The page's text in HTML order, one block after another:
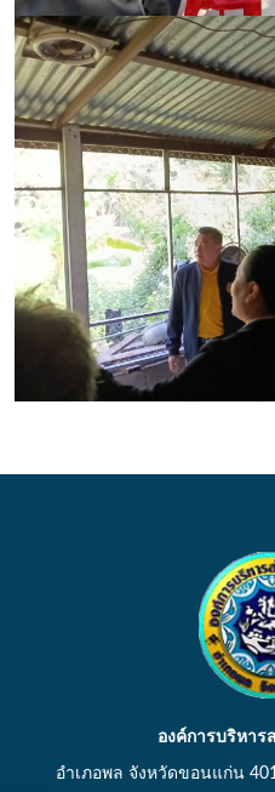
องค์การบริหาร
อำเภอพล จังหวัดขอนแก่น